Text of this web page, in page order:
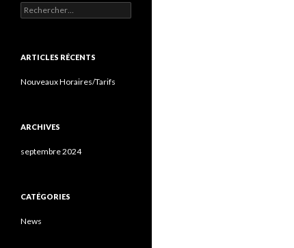
Rechercher :
ARTICLES RÉCENTS
Nouveaux Horaires/Tarifs
ARCHIVES
septembre 2024
CATÉGORIES
News